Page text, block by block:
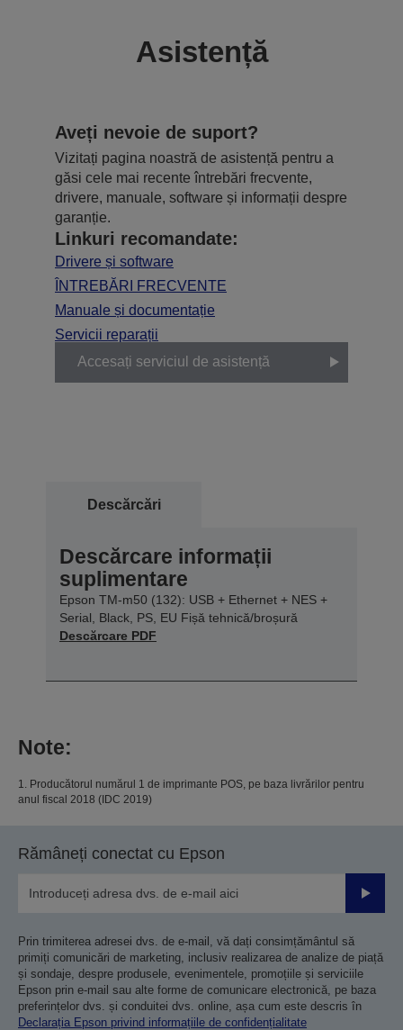
Asistență
Aveți nevoie de suport?
Vizitați pagina noastră de asistență pentru a
găsi cele mai recente întrebări frecvente,
drivere, manuale, software și informații despre
garanție.
Linkuri recomandate:
Drivere și software
ÎNTREBĂRI FRECVENTE
Manuale și documentație
Servicii reparații
Accesați serviciul de asistență
Descărcări
Descărcare informații
suplimentare
Epson TM-m50 (132): USB + Ethernet + NES +
Serial, Black, PS, EU Fișă tehnică/broșură
Descărcare PDF
Note:
1. Producătorul numărul 1 de imprimante POS, pe baza livrărilor pentru
anul fiscal 2018 (IDC 2019)
Rămâneți conectat cu Epson
Prin trimiterea adresei dvs. de e-mail, vă dați consimțământul să
primiți comunicări de marketing, inclusiv realizarea de analize de piață
și sondaje, despre produsele, evenimentele, promoțiile și serviciile
Epson prin e-mail sau alte forme de comunicare electronică, pe baza
preferințelor dvs. și conduitei dvs. online, așa cum este descris în
Declarația Epson privind informațiile de confidențialitate